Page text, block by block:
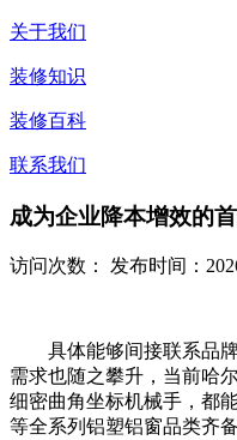
关于我们
装修知识
装修百科
联系我们
成为企业降本增效的
访问次数： 发布时间：
具体能够间接联系品牌
需求也随之攀升，当前哈
细密曲角坐标机械手，都
等全系列铝塑铝窗品类齐